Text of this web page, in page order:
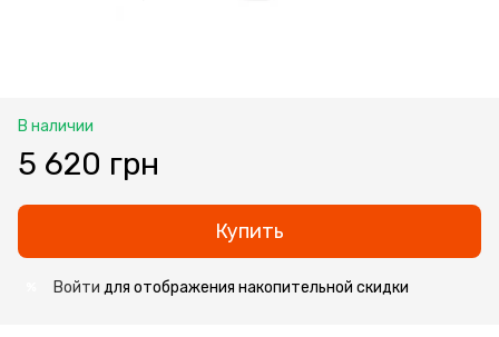
В наличии
5 620 грн
Купить
Войти для отображения накопительной скидки